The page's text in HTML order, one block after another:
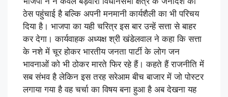
ठेस पहुंचाई है बल्कि अपनी मनमानी कार्यशैली का भी परिचय
दिया है। भाजपा का यही चरित्र इस बार उन्हें सत्ता से बाहर
कर देगा। कार्यवाहक अध्यक्ष श्री खंडेलवाल ने कहा कि सत्ता
के नशे में चूर होकर भारतीय जनता पार्टी के लोग जन
भावनाओं को भी ठोकर मारते फिर रहे हैं। कहते हैं राजनीति में
सब संभव है लेकिन इस तरह सरेआम बीच बाजार में जो पोस्टर
लगाया गया है वह चर्चा का विषय बना हुआ है अब देखना यह